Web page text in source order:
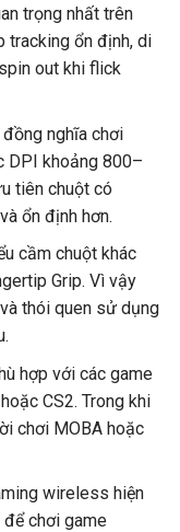
trọng nhất trên
tracking ổn định, di
out khi flick
nghĩa chơi
DPI khoảng 800–
tiên chuột có
ổn định hơn.
cầm chuột khác
Grip. Vì vậy
thói quen sử dụng
hợp với các game
CS2. Trong khi
chơi MOBA hoặc
wireless hiện
chơi game